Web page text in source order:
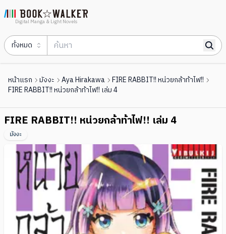
Digital Manga & Light Novels
ทั้งหมด
หน้าแรก มังงะ Aya Hirakawa
FIRE RABBIT!! หน่วยกล้าท้าไฟ!!
FIRE RABBIT!! หน่วยกล้าท้าไฟ!! เล่ม 4
FIRE RABBIT!! หน่วยกล้าท้าไฟ!! เล่ม 4
มังงะ